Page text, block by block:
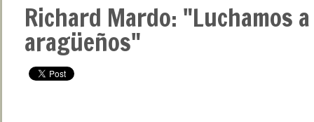
Richard Mardo: "Luchamos
aragüeños"